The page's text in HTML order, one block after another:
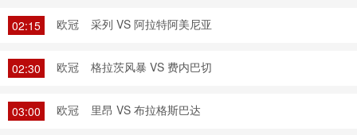
02:15 欧冠 采列 VS 阿拉特阿美尼亚
02:30 欧冠 格拉茨风暴 VS 费内巴切
03:00 欧冠 里昂 VS 布拉格斯巴达